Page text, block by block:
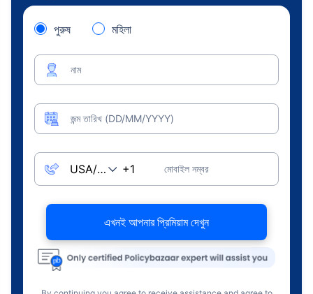
পুরুষ মহিলা
নাম
জন্ম তারিখ (DD/MM/YYYY)
মোবাইল নম্বর
এখনই আপনার প্রিমিয়াম দেখুন